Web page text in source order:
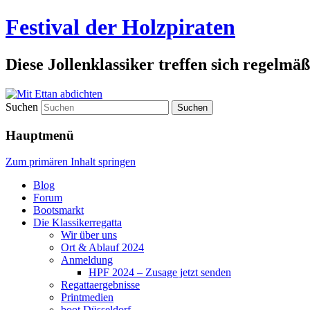
Festival der Holzpiraten
Diese Jollenklassiker treffen sich
Suchen
Hauptmenü
Zum primären Inhalt springen
Blog
Forum
Bootsmarkt
Die Klassikerregatta
Wir über uns
Ort & Ablauf 2024
Anmeldung
HPF 2024 – Zusage jetzt senden
Regattaergebnisse
Printmedien